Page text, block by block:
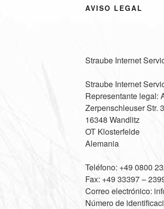
AVISO LEGAL
Straube Internet
Straube Internet
Representante legal:
Zerpenschleuser Str.
16348 Wandlitz
OT Klosterfelde
Alemania
Teléfono: +49 0800
Fax: +49 33397 –
Correo electrónico:
Número de